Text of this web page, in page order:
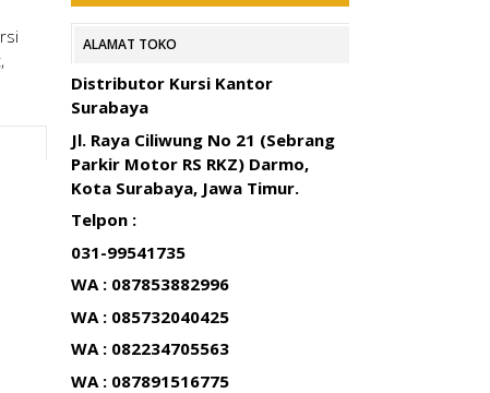
ALAMAT TOKO
Distributor Kursi Kantor
Surabaya
Jl. Raya Ciliwung No 21 (Sebrang
Parkir Motor RS RKZ) Darmo,
Kota Surabaya, Jawa Timur.
Telpon :
031-99541735
WA : 087853882996
WA : 085732040425
WA : 082234705563
WA : 087891516775